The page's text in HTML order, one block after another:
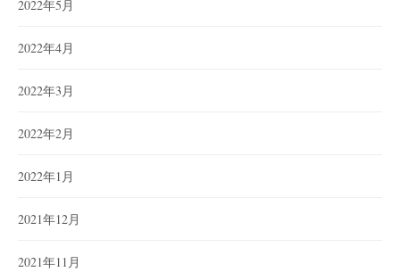
2022年5月
2022年4月
2022年3月
2022年2月
2022年1月
2021年12月
2021年11月